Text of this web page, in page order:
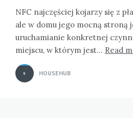
NFC najczęściej kojarzy się z
ale w domu jego mocną stroną
uruchamianie konkretnej
miejscu, w którym jest… Read
HOUSEHUB